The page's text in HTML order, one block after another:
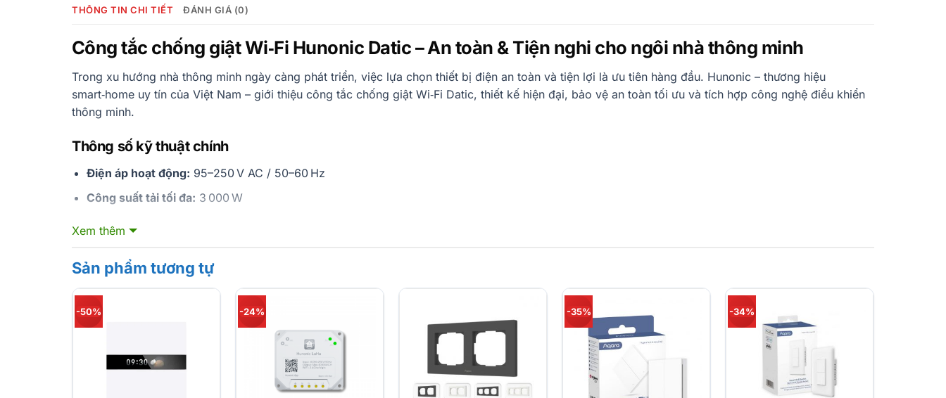
THÔNG TIN CHI TIẾT ĐÁNH GIÁ (0)
Công tắc chống giật Wi‑Fi Hunonic Datic – An toàn & Tiện nghi cho ngôi nhà thông minh
Trong xu hướng nhà thông minh ngày càng phát triển, việc lựa chọn thiết bị điện an toàn và tiện lợi là ưu tiên hàng đầu. Hunonic – thương hiệu
smart‑home uy tín của Việt Nam – giới thiệu công tắc chống giật Wi‑Fi Datic, thiết kế hiện đại, bảo vệ an toàn tối ưu và tích hợp công nghệ điều khiển
thông minh.
Thông số kỹ thuật chính
Điện áp hoạt động: 95–250 V AC / 50–60 Hz
Công suất tải tối đa: 3 000 W
Giao tiếp không dây:Wi‑Fi 2.4 GHz (không cần Hub)
Chất liệu mặt:
Kính cường lực cao cấp
Hệ điều khiển:
Hunonic App, hỗ trợ giọng nói (Google Assistant, Alexa)
Xem thêm
Sản phẩm tương tự
-50% -24% -35% -34%